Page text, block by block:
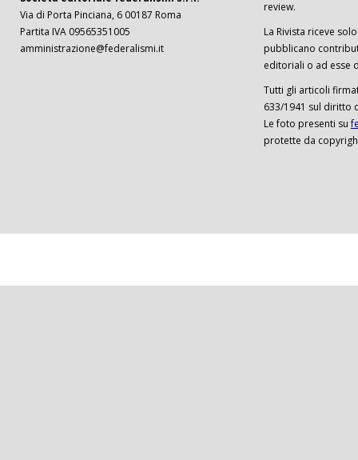
Via di Porta Pinciana, 6 00187 Roma
Partita IVA 09565351005
amministrazione@federalismi.it
review.
La Rivista riceve
pubblicano
editoriali o ad esse
Tutti gli articoli
633/1941 sul diritto
Le foto presenti su
protette da